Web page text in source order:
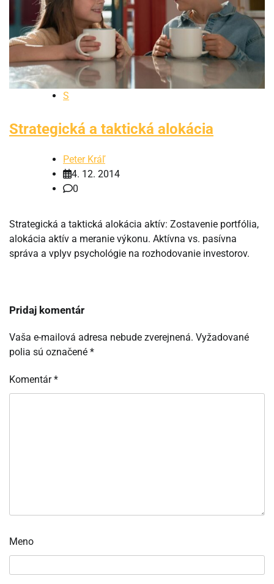
S
Strategická a taktická alokácia
Peter Kráľ
4. 12. 2014
0
Strategická a taktická alokácia aktív: Zostavenie portfólia,
alokácia aktív a meranie výkonu. Aktívna vs. pasívna
správa a vplyv psychológie na rozhodovanie investorov.
Pridaj komentár
Vaša e-mailová adresa nebude zverejnená. Vyžadované
polia sú označené *
Komentár*
Meno